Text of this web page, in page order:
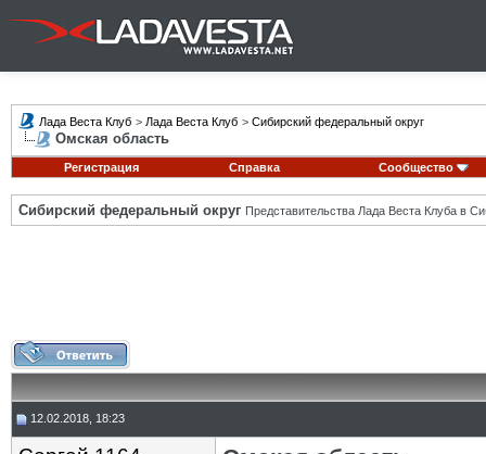
Лада Веста Клуб > Лада Веста Клуб > Сибирский федеральный округ
Омская область
Регистрация Справка Сообщество
Сибирский федеральный округ Представительства Лада Веста Клуба в
12.02.2018, 18:23